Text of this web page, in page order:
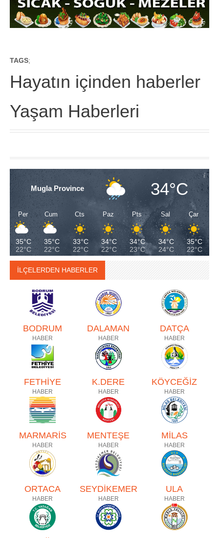
TAGS;
Hayatın içinden haberler
Yaşam Haberleri
Mugla Province 34°C
Per
35°C
22°C
Cum
35°C
22°C
Cts
33°C
22°C
Paz
34°C
22°C
Pts
34°C
23°C
Sal
34°C
24°C
Çar
35°C
22°C
İLÇELERDEN HABERLER
BODRUM
HABER
DALAMAN
HABER
DATÇA
HABER
FETHİYE
HABER
K.DERE
HABER
KÖYCEĞİZ
HABER
MARMARİS
HABER
MENTEŞE
HABER
MİLAS
HABER
ORTACA
HABER
SEYDİKEMER
HABER
ULA
HABER